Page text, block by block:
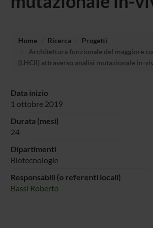
Home Ricerca
Progetti
Architettura funzionale del maggiore
(LHCII) attraverso analisi mutazionale in-
Data inizio
1 ottobre 2019
Durata (mesi)
24
Dipartimenti
Biotecnologie
Responsabili (o referenti locali)
Bassi Roberto